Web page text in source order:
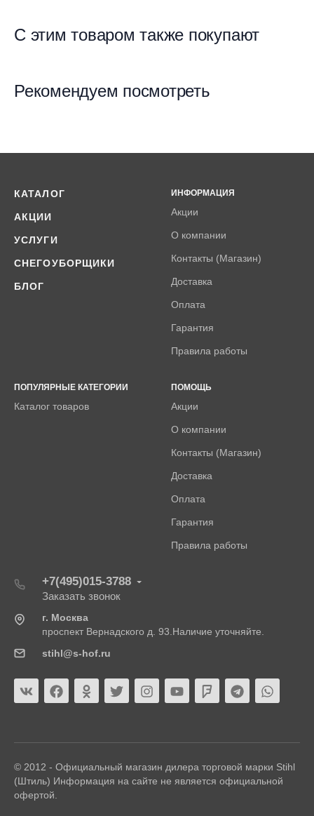
С этим товаром также покупают
Рекомендуем посмотреть
КАТАЛОГ
АКЦИИ
УСЛУГИ
СНЕГОУБОРЩИКИ
БЛОГ
ИНФОРМАЦИЯ
Акции
О компании
Контакты (Магазин)
Доставка
Оплата
Гарантия
Правила работы
ПОПУЛЯРНЫЕ КАТЕГОРИИ
Каталог товаров
ПОМОЩЬ
Акции
О компании
Контакты (Магазин)
Доставка
Оплата
Гарантия
Правила работы
+7(495)015-3788
Заказать звонок
г. Москва
проспект Вернадского д. 93.Наличие уточняйте.
stihl@s-hof.ru
© 2012 - Официальный магазин дилера торговой марки Stihl
(Штиль) Информация на сайте не является официальной
офертой.